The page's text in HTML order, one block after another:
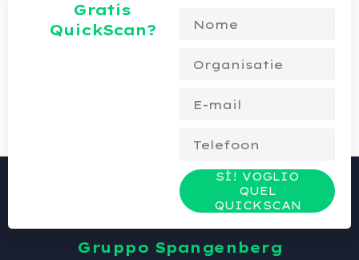
Gratis
QuickScan?
SÌ! VOGLIO
QUEL
QUICKSCAN
Gruppo Spangenberg